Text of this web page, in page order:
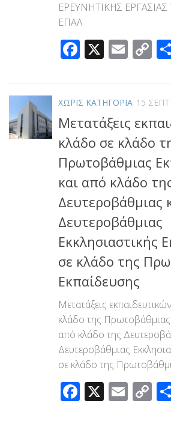
ΕΡΕΥΝΗΤΙΚΗΣ
ΕΠΑΛ
Facebook
X Email
ΧΩΡΊΣ ΚΑΤΗΓΟΡΊΑ 15
Μετατάξεις
κλάδο σε κλάδο
Πρωτοβάθμιας
και από κλάδο
Δευτεροβάθμιας
Δευτεροβάθμιας
Εκκλησιαστικής
σε κλάδο της
Εκπαίδευσης
Μετατάξεις
κλάδο της Πρωτοβάθμιας
από κλάδο της
Δευτεροβάθμιας
σε κλάδο της
Facebook
X